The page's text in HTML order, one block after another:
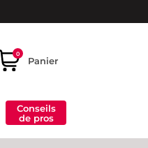
0
Panier
Conseils
de pros